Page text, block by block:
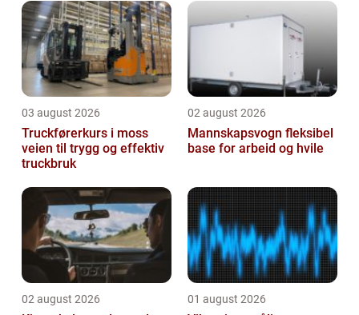
03 august 2026
Truckførerkurs i moss
veien til trygg og effektiv
truckbruk
02 august 2026
Mannskapsvogn fleksibel
base for arbeid og hvile
02 august 2026 01 august 2026